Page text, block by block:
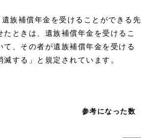
族補償年金を受けることができる先
ときは、遺族補償年金を受けるこ
、その者が遺族補償年金を受ける
する」と規定されています。
参考になった数